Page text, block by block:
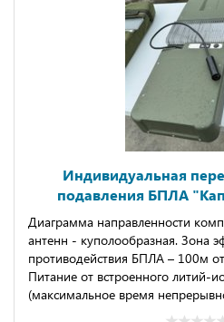
Индивидуальная
подавления БПЛА
Диаграмма направленности
антенн - куполообразная. Зона
противодействия БПЛА – 100м
Питание от встроенного литий-
(максимальное время
укомплектовано зарядным